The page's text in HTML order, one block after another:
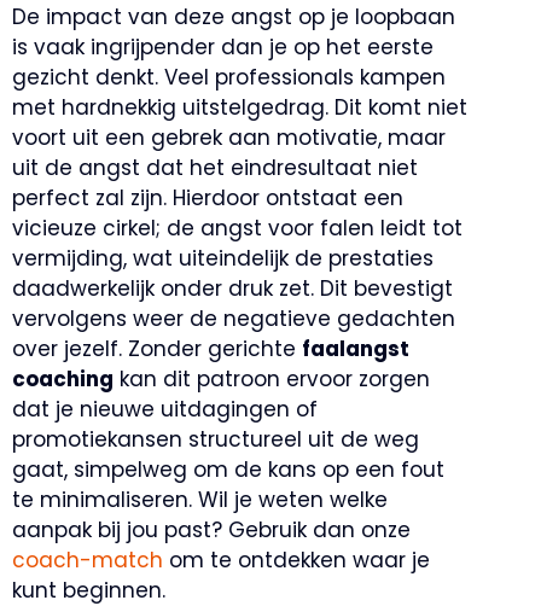
De impact van deze angst op je loopbaan
is vaak ingrijpender dan je op het eerste
gezicht denkt. Veel professionals kampen
met hardnekkig uitstelgedrag. Dit komt niet
voort uit een gebrek aan motivatie, maar
uit de angst dat het eindresultaat niet
perfect zal zijn. Hierdoor ontstaat een
vicieuze cirkel; de angst voor falen leidt tot
vermijding, wat uiteindelijk de prestaties
daadwerkelijk onder druk zet. Dit bevestigt
vervolgens weer de negatieve gedachten
over jezelf. Zonder gerichte faalangst
coaching kan dit patroon ervoor zorgen
dat je nieuwe uitdagingen of
promotiekansen structureel uit de weg
gaat, simpelweg om de kans op een fout
te minimaliseren. Wil je weten welke
aanpak bij jou past? Gebruik dan onze
coach-match om te ontdekken waar je
kunt beginnen.